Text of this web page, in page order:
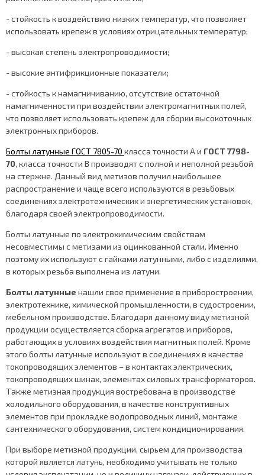
- стойкость к воздействию низких температур, что позволяет
использовать крепеж в условиях отрицательных температур;
- высокая степень электропроводимости;
- высокие антифрикционные показатели;
- стойкость к намагничиванию, отсутствие остаточной
намагниченности при воздействии электромагнитных полей,
что позволяет использовать крепеж для сборки высокоточных
электронных приборов.
Болты латунные ГОСТ 7805-70 класса точности А и ГОСТ 7798-
70, класса точности В производят с полной и неполной резьбой
на стержне. Данный вид метизов получил наибольшее
распространение и чаще всего используются в резьбовых
соединениях электротехнических и энергетических установок,
благодаря своей электропроводимости.
Болты латунные по электрохимическим свойствам
несовместимы с метизами из оцинкованной стали. Именно
поэтому их используют с гайками латунными, либо с изделиями,
в которых резьба выполнена из латуни.
Болты латунные нашли свое применение в приборостроении,
электротехнике, химической промышленности, в судостроении,
мебельном производстве. Благодаря данному виду метизной
продукции осуществляется сборка агрегатов и приборов,
работающих в условиях воздействия магнитных полей. Кроме
этого болты латунные используют в соединениях в качестве
токопроводящих элементов – в контактах электрических,
токопроводящих шинах, элементах силовых трансформаторов.
Также метизная продукция востребована в производстве
холодильного оборудования, в качестве конструктивных
элементов при прокладке водопроводных линий, монтаже
сантехнического оборудования, систем кондиционирования.
При выборе метизной продукции, сырьем для производства
которой является латунь, необходимо учитывать не только